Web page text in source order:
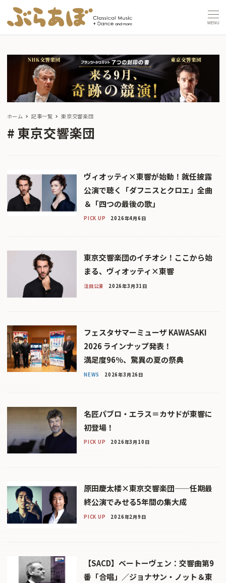
MENU
ホーム 記事一覧 東京交響楽団
東京交響楽団
ヴィオッティ×東響が始動！就任披露
公演で聴く「ダフニスとクロエ」全曲
＆「四つの最後の歌」
PICK UP 2026年4月6日
東京交響楽団のイチオシ！ここから始
まる、ヴィオッティ×東響
注目公演 2026年3月31日
フェスタサマーミューザ KAWASAKI
2026 ラインナップ発表！
満足度96％、驚異の夏の祭典
NEWS 2026年3月26日
名匠パブロ・エラス＝カサドが東響に
初登場！
PICK UP 2026年3月10日
原田慶太楼×東京交響楽団——任期最
終公演でみせる5年間の集大成
PICK UP 2026年2月9日
【SACD】ベートーヴェン：交響曲第9
番「合唱」／ジョナサン・ノット＆東